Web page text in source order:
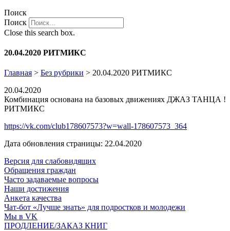
Поиск
Поиск
Close this search box.
20.04.2020 РИТМИКС
Главная > Без рубрики > 20.04.2020 РИТМИКС
20.04.2020
Комбинация основана на базовых движениях ДЖАЗ ТАНЦА !
РИТМИКС
https://vk.com/club178607573?w=wall-178607573_364
Дата обновления страницы: 22.04.2020
Версия для слабовидящих
Обращения граждан
Часто задаваемые вопросы
Наши достижения
Анкета качества
Чат-бот «Лучше знать» для подростков и молодежи
Мы в VK
ПРОДЛЕНИЕ/ЗАКАЗ КНИГ